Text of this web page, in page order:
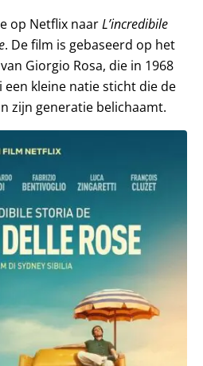
op Netflix naarL’incredibile
. De film is gebaseerd op het
Giorgio Rosa, die in 1968
kleine natie sticht die de
zijn generatie belichaamt.